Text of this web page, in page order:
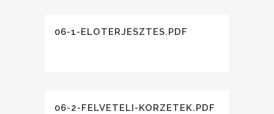
06-1-ELOTERJESZTES.PDF
06-2-FELVETELI-KORZETEK.PDF